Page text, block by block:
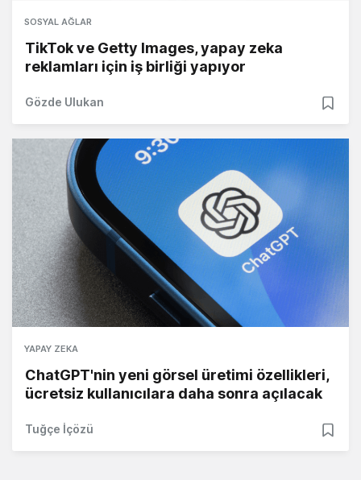
SOSYAL AĞLAR
TikTok ve Getty Images, yapay zeka
reklamları için iş birliği yapıyor
Gözde Ulukan
YAPAY ZEKA
ChatGPT'nin yeni görsel üretimi özellikleri,
ücretsiz kullanıcılara daha sonra açılacak
Tuğçe İçözü